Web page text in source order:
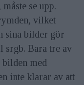
se upp.
vilket
sina bilder gör
srgb. Bara tre av
med
inte klarar av att